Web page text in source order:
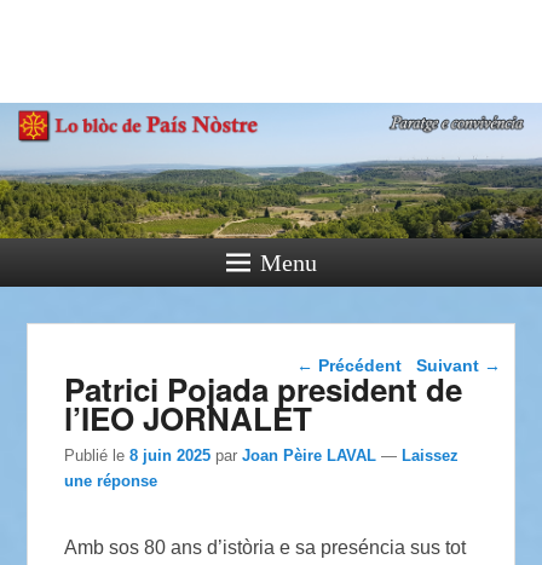
Paratge e Convivència
Menu
Navigation dans les
articles
← Précédent Suivant →
Patrici Pojada president de
l’IEO JORNALET
Publié le8 juin 2025 parJoan Pèire LAVAL —Laissez
une réponse
Amb sos 80 ans d’istòria e sa preséncia sus tot